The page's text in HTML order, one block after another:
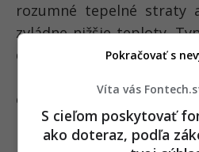
rozumné tepelné straty
zvládne nižšie teploty.
dom s väčšími
kúrením alebo dom,
ekvitermickú reguláciu
na vysoký výkon.
Víta vás
S cieľom poskytovať
ako doteraz, podľa
Pokračovať s